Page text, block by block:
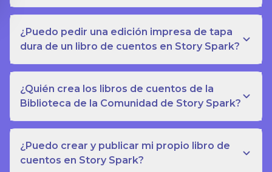
¿Puedo pedir una edición impresa de tapa
dura de un libro de cuentos en Story Spark?
¿Quién crea los libros de cuentos de la
Biblioteca de la Comunidad de Story Spark?
¿Puedo crear y publicar mi propio libro de
cuentos en Story Spark?